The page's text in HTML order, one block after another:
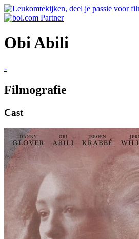
Obi Abili
-
Filmografie
Cast